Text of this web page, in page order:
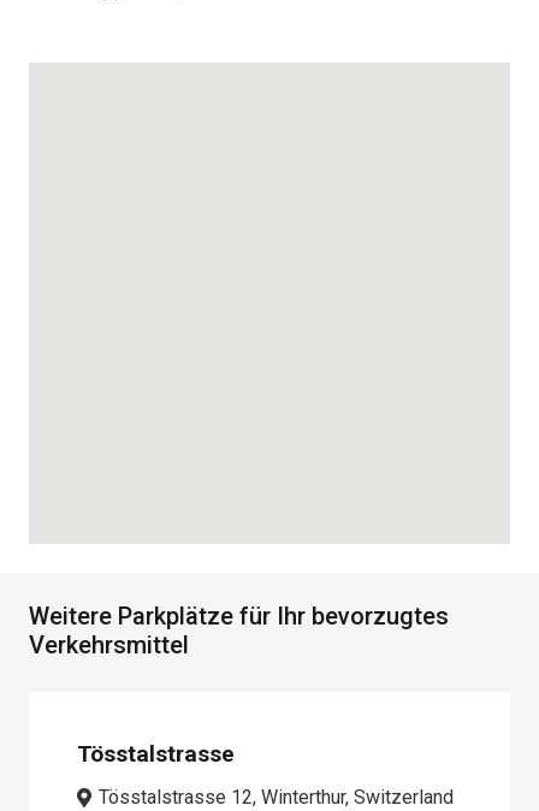
Weitere Parkplätze für Ihr bevorzugtes
Verkehrsmittel
Tösstalstrasse
Tösstalstrasse 12, Winterthur, Switzerland